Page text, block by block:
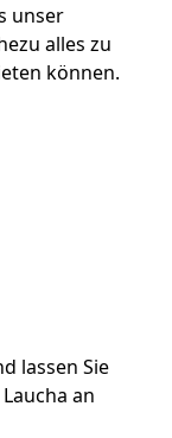
unser
alles zu
können.
lassen Sie
an